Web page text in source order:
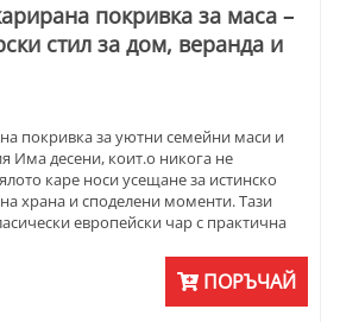
покривка за маса –
стил за дом, веранда и
покривка за уютни семейни маси и
Има десени, коит.о никога не
каре носи усещане за истинско
храна и споделени моменти. Тази
европейски чар с практична
лесно, не задържа лесно петна и е
така и за натоварени заведения.
ПОРЪЧАЙ